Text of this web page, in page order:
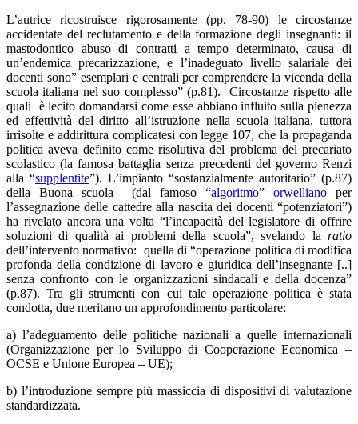
L’autrice ricostruisce rigorosamente (pp. 78-90) le circostanze
accidentate del reclutamento e della formazione degli insegnanti: il
mastodontico abuso di contratti a tempo determinato, causa di
un’endemica precarizzazione, e l’inadeguato livello salariale dei
docenti sono” esemplari e centrali per comprendere la vicenda della
scuola italiana nel suo complesso” (p.81). Circostanze rispetto alle
quali è lecito domandarsi come esse abbiano influito sulla pienezza
ed effettività del diritto all’istruzione nella scuola italiana, tuttora
irrisolte e addirittura complicatesi con legge 107, che la propaganda
politica aveva definito come risolutiva del problema del precariato
scolastico (la famosa battaglia senza precedenti del governo Renzi
alla “supplentite”). L’impianto “sostanzialmente autoritario” (p.87)
della Buona scuola (dal famoso “algoritmo” orwellianoper
l’assegnazione delle cattedre alla nascita dei docenti “potenziatori”)
ha rivelato ancora una volta “l’incapacità del legislatore di offrire
soluzioni di qualità ai problemi della scuola”, svelando la ratio
dell’intervento normativo: quella di “operazione politica di modifica
profonda della condizione di lavoro e giuridica dell’insegnante [..]
senza confronto con le organizzazioni sindacali e della docenza”
(p.87). Tra gli strumenti con cui tale operazione politica è stata
condotta, due meritano un approfondimento particolare:
a) l’adeguamento delle politiche nazionali a quelle internazionali
(Organizzazione per lo Sviluppo di Cooperazione Economica –
OCSE e Unione Europea – UE);
b) l’introduzione sempre più massiccia di dispositivi di valutazione
standardizzata.